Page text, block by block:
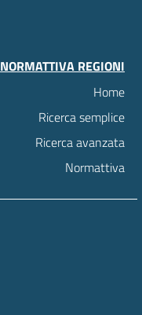
NORMATTIVA REGIONI
Home
Ricerca semplice
Ricerca avanzata
Normattiva